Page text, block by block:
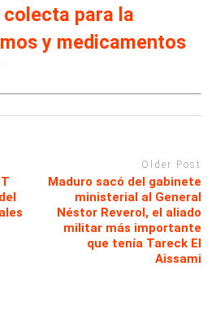
para la
y medicamentos
Older Post
Maduro sacó del gabinete
ministerial al General
Néstor Reverol, el aliado
militar más importante
que tenía Tareck El
Aissami